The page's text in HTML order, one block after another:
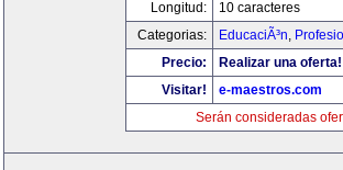
Longitud:
10 caracteres
Categorias:
EducaciÃ³n,
Precio:
Realizar una oferta!
Visitar!
e-maestros.com
Serán consideradas